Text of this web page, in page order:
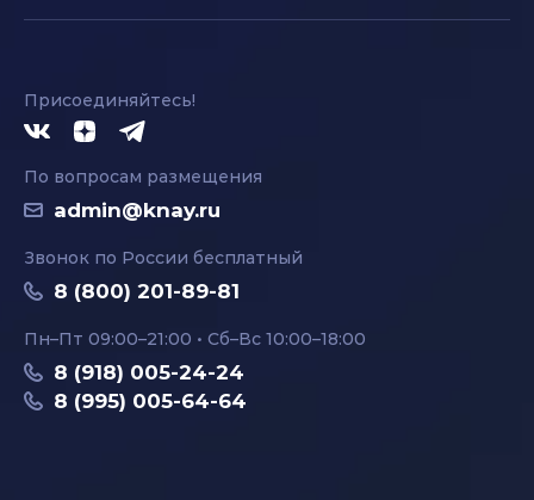
Присоединяйтесь!
По вопросам размещения
admin@knay.ru
Звонок по России бесплатный
8 (800) 201-89-81
Пн–Пт 09:00–21:00 • Сб–Вс 10:00–18:00
8 (918) 005-24-24
8 (995) 005-64-64